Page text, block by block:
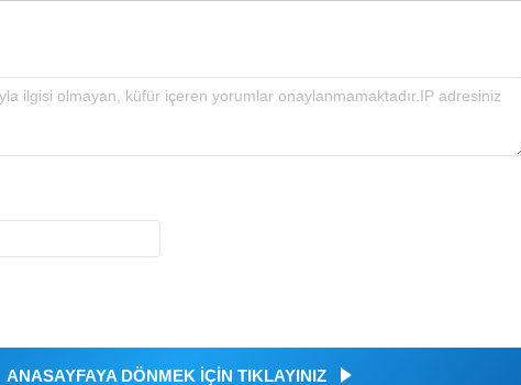
ANASAYFAYA DÖNMEK İÇİN TIKLAYINIZ